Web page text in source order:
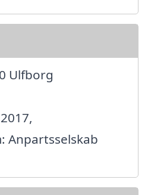
Ulfborg
Anpartsselskab